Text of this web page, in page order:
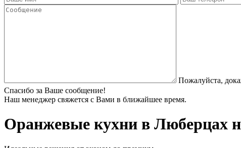
Пожалуйста,
Спасибо за Ваше сообщение!
Наш менеджер свяжется с Вами в ближайшее время.
Оранжевые кухни в Люберцах